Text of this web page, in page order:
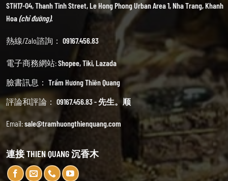
STH17-04, Thanh Tinh Street, Le Hong Phong Urban Area 1, Nha Trang, Khanh
Hoa(chỉ đường).
熱線/Zalo諮詢： 09167.456.83
電子商務網站:Shopee,Tiki,Lazada
臉書訊息： Trầm Hương Thiên Quang
評論和評論： 09167.456.83 - 先生。顺
Email:sale@tramhuongthienquang.com
連接 THIEN QUANG 沉香木